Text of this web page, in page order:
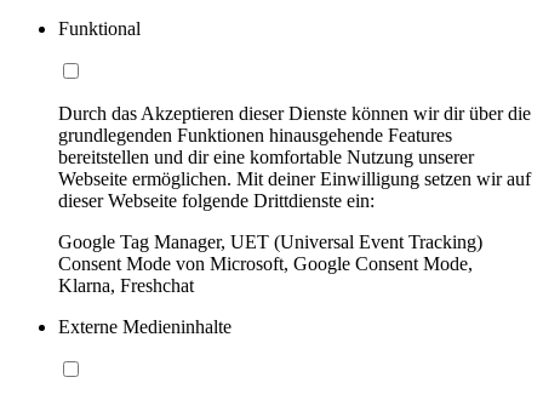
Funktional
Durch das Akzeptieren dieser Dienste können wir dir über die
grundlegenden Funktionen hinausgehende Features
bereitstellen und dir eine komfortable Nutzung unserer
Webseite ermöglichen. Mit deiner Einwilligung setzen wir auf
dieser Webseite folgende Drittdienste ein:
Google Tag Manager, UET (Universal Event Tracking)
Consent Mode von Microsoft, Google Consent Mode,
Klarna, Freshchat
Externe Medieninhalte